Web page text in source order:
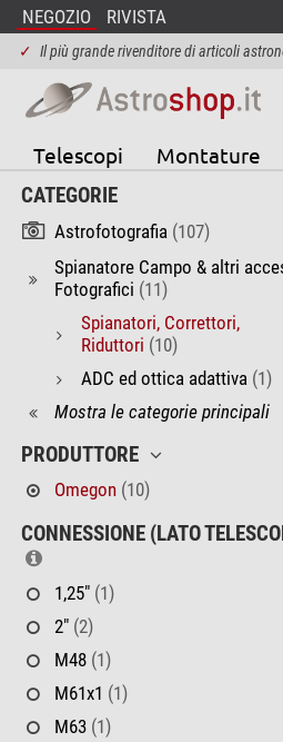
NEGOZIO RIVISTA
✓ Il più grande rivenditore di articoli
Telescopi Montature
CATEGORIE
Astrofotografia (107)
Spianatore Campo & altri
Fotografici (11)
Spianatori, Correttori,
Riduttori (10)
ADC ed ottica adattiva (1)
Mostra le categorie principali
PRODUTTORE
Omegon (10)
CONNESSIONE (LATO
1,25" (1)
2" (2)
M48 (1)
M61x1 (1)
M63 (1)